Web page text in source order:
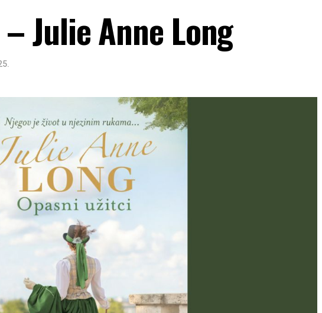
Julie Anne Long